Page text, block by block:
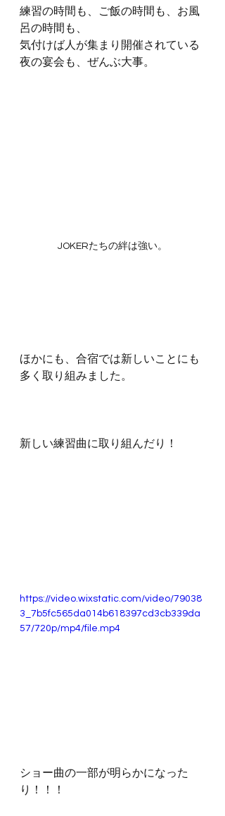
練習の時間も、ご飯の時間も、お風
呂の時間も、
気付けば人が集まり開催されている
夜の宴会も、ぜんぶ大事。
JOKERたちの絆は強い。
ほかにも、合宿では新しいことにも
多く取り組みました。
新しい練習曲に取り組んだり！
https://video.wixstatic.com/video/79038
3_7b5fc565da014b618397cd3cb339da
57/720p/mp4/file.mp4
ショー曲の一部が明らかになった
り！！！